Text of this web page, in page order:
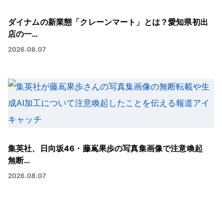
ダイナムの新業態「クレーンマート」とは？愛知県初出
店の一…
2026.08.07
集英社、日向坂46・藤嶌果歩の写真集画像で注意喚起
無断…
2026.08.07